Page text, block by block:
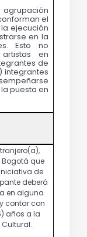
el
ejecución
en la
Esto no
en
de
integrantes
puesta en